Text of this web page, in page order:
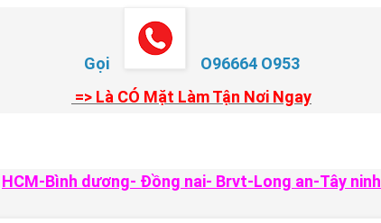
Gọi
O96664 O953
=> Là CÓ Mặt Làm Tận Nơi Ngay
HCM-Bình dương- Đồng nai- Brvt-Long an-Tây ninh